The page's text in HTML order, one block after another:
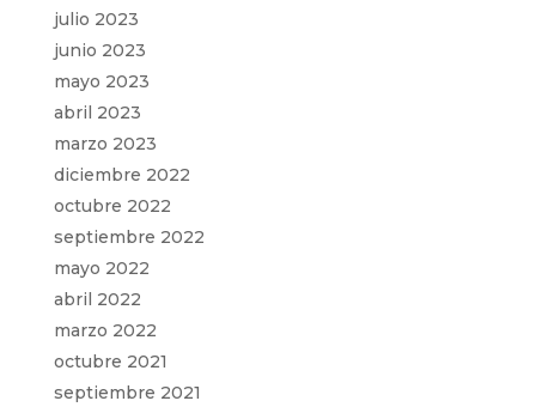
julio 2023
junio 2023
mayo 2023
abril 2023
marzo 2023
diciembre 2022
octubre 2022
septiembre 2022
mayo 2022
abril 2022
marzo 2022
octubre 2021
septiembre 2021